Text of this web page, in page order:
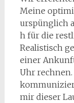
Meine
urspünglich
h für die
Realistisch
einer
Uhr
mir dieser